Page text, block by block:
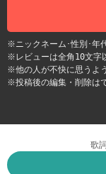
※ニックネーム･性別･年
※レビューは全角10文字
※他の人が不快に思うよ
※投稿後の編集・削除は
歌